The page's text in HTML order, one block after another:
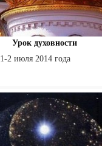
Урок духовности
1-2 июля 2014 года